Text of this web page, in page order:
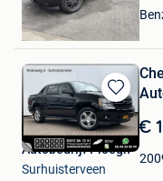
M.T
Evergem
Bewaren
in
Mijn
Favorieten
€
Autobedrijf Ploegh
Surhuisterveen